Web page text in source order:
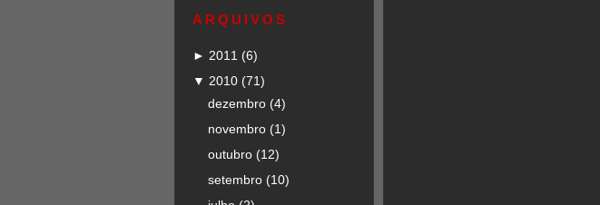
ARQUIVOS
► 2011 (6)
▼ 2010 (71)
dezembro (4)
novembro (1)
outubro (12)
setembro (10)